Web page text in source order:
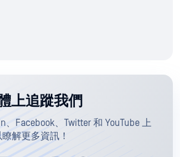
上追蹤我們
、Facebook、Twitter 和 YouTube 上
瞭解更多資訊！